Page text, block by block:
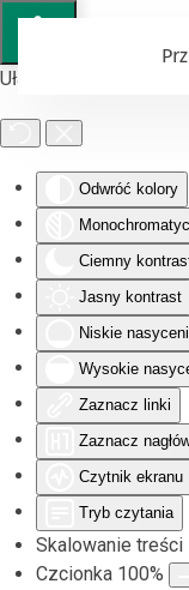
Ułatwienia dostępu
Odwróć kolory
Ciemny
Jasny kontrast
Niskie
Wysokie
Zaznacz linki
Zaznacz
Czytnik ekranu
Tryb czytania
Skalowanie treści
Czcionka 100%